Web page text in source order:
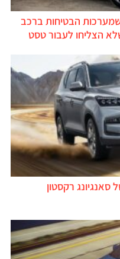
הבטיחות ברכב
הצליחו לעבור טסט
סאנגיונג רקסטון